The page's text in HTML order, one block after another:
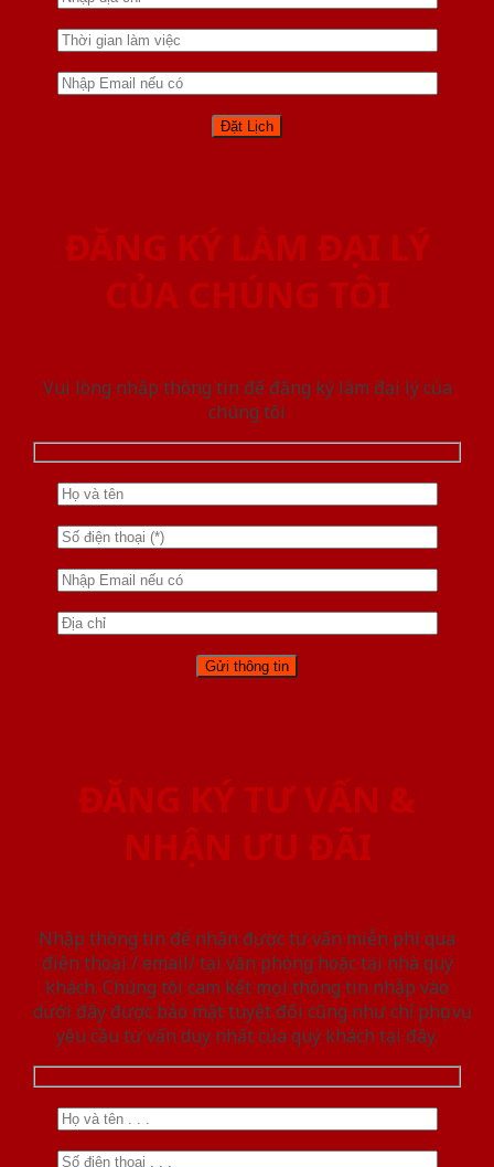
ĐĂNG KÝ LÀM ĐẠI LÝ
CỦA CHÚNG TÔI
Vui lòng nhập thông tin để đăng ký làm đại lý của
chúng tôi
ĐĂNG KÝ TƯ VẤN &
NHẬN ƯU ĐÃI
Nhập thông tin để nhận được tư vấn miễn phí qua
điện thoại / email/ tại văn phòng hoặc tại nhà quý
khách. Chúng tôi cam kết mọi thông tin nhập vào
dưới đây được bảo mật tuyệt đối cũng như chỉ phục vụ
yêu cầu tư vấn duy nhất của quý khách tại đây.